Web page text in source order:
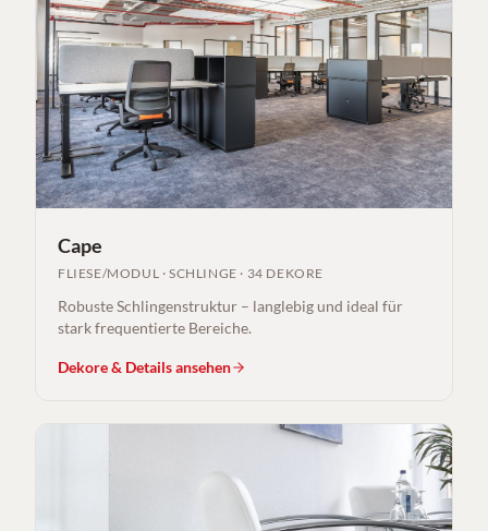
Cape
FLIESE/MODUL ·SCHLINGE · 34 DEKORE
Robuste Schlingenstruktur – langlebig und ideal für
stark frequentierte Bereiche.
Dekore & Details ansehen